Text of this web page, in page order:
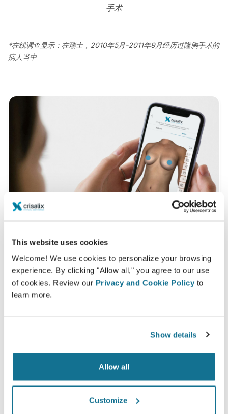
This website uses cookies
Welcome! We use cookies to personalize your browsing
experience. By clicking "Allow all," you agree to our use
of cookies. Review our Privacy and Cookie Policy to
learn more.
Show details
Allow all
Customize
手术
*在线调查显示：在瑞士，2010年5月-2011年9月经历过隆胸手术的
病人当中
想知道什么最适合您？
咨询后，Dott. Healthycent可以让您通过自己的Crisalix